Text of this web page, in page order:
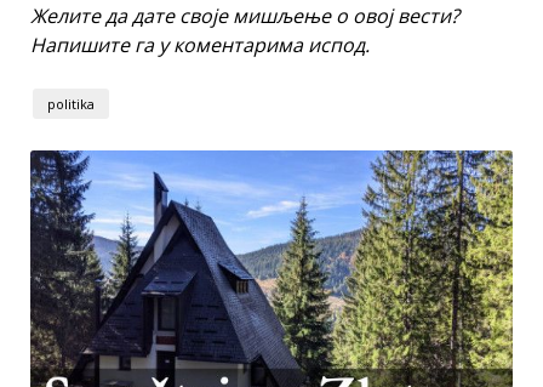
Желите да дате своје мишљење о овој вести?
Напишите га у коментарима испод.
politika